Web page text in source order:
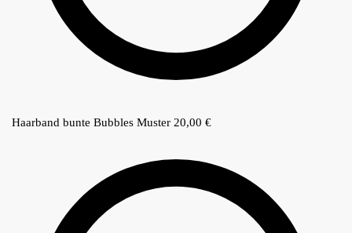
Haarband bunte Bubbles Muster 20,00 €